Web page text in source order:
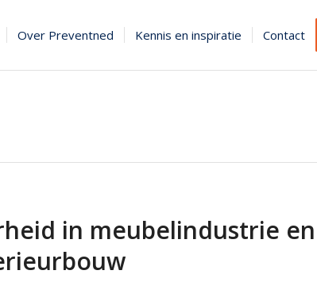
Over Preventned Kennis en inspiratie Contact
in meubelindustrie en